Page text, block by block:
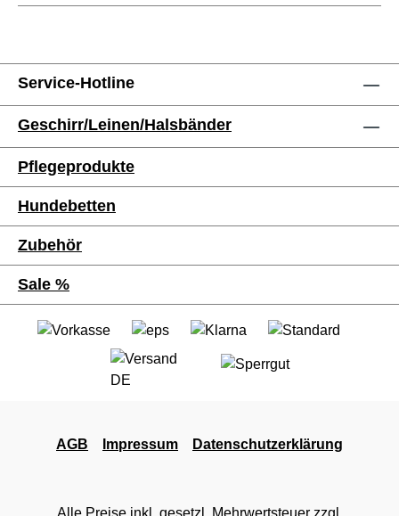
Service-Hotline
Geschirr/Leinen/Halsbänder
Pflegeprodukte
Hundebetten
Zubehör
Sale %
AGB Impressum Datenschutzerklärung
Alle Preise inkl. gesetzl. Mehrwertsteuer zzgl.